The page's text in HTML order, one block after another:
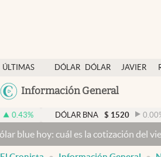
ÚLTIMAS
NOTICIAS
DÓLAR
DÓLAR
JAVIER
Información General
Dólar
Members
Economía y Política
Finanzas y Mercados
DÓLAR BNA $ 1520 0.00%
cuál es la cotización del viernes 7 de